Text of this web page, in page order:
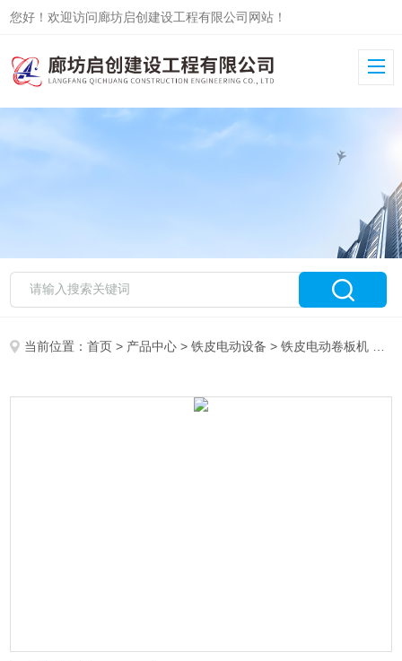
您好！欢迎访问廊坊启创建设工程有限公司网站！
当前位置：首页 > 产品中心 >铁皮电动设备 >铁皮电动卷板机